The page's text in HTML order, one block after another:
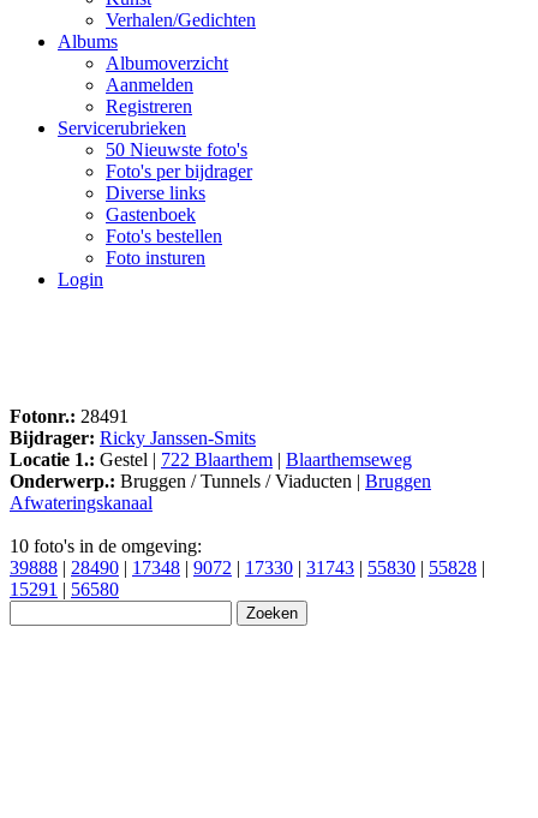
Verhalen/Gedichten
Albums
Albumoverzicht
Aanmelden
Registreren
Servicerubrieken
50 Nieuwste foto's
Foto's per bijdrager
Diverse links
Gastenboek
Foto's bestellen
Foto insturen
Login
Fotonr.: 28491
Bijdrager: Ricky Janssen-Smits
Locatie 1.: Gestel | 722 Blaarthem | Blaarthemseweg
Onderwerp.: Bruggen / Tunnels / Viaducten | Bruggen
Afwateringskanaal
10 foto's in de omgeving:
39888 | 28490 | 17348 | 9072 | 17330 | 31743 | 55830 | 55828 |
15291 | 56580